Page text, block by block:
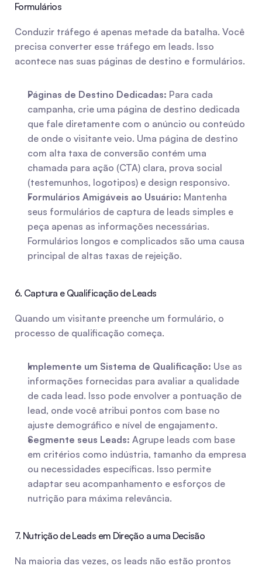
Formulários
Conduzir tráfego é apenas metade da batalha. Você
precisa converter esse tráfego em leads. Isso
acontece nas suas páginas de destino e formulários.
Páginas de Destino Dedicadas: Para cada
campanha, crie uma página de destino dedicada
que fale diretamente com o anúncio ou conteúdo
de onde o visitante veio. Uma página de destino
com alta taxa de conversão contém uma
chamada para ação (CTA) clara, prova social
(testemunhos, logotipos) e design responsivo.
Formulários Amigáveis ao Usuário: Mantenha
seus formulários de captura de leads simples e
peça apenas as informações necessárias.
Formulários longos e complicados são uma causa
principal de altas taxas de rejeição.
6. Captura e Qualificação de Leads
Quando um visitante preenche um formulário, o
processo de qualificação começa.
Implemente um Sistema de Qualificação: Use as
informações fornecidas para avaliar a qualidade
de cada lead. Isso pode envolver a pontuação de
lead, onde você atribui pontos com base no
ajuste demográfico e nível de engajamento.
Segmente seus Leads: Agrupe leads com base
em critérios como indústria, tamanho da empresa
ou necessidades específicas. Isso permite
adaptar seu acompanhamento e esforços de
nutrição para máxima relevância.
7. Nutrição de Leads em Direção a uma Decisão
Na maioria das vezes, os leads não estão prontos